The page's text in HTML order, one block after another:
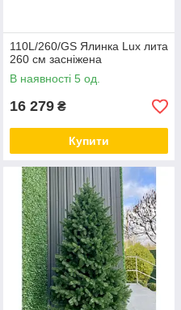
110L/260/GS Ялинка Lux лита
260 см засніжена
В наявності 5 од.
16 279 ₴
Купити